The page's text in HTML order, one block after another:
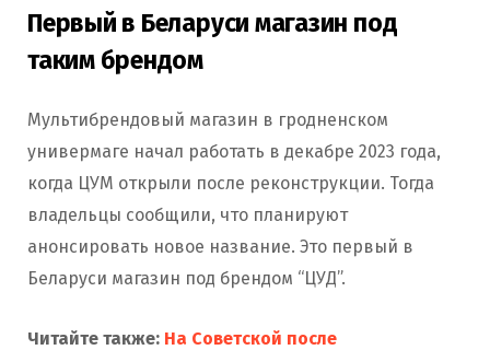
Первый в Беларуси магазин под
таким брендом
Мультибрендовый магазин в гродненском
универмаге начал работать в декабре 2023 года,
когда ЦУМ открыли после реконструкции. Тогда
владельцы сообщили, что планируют
анонсировать новое название. Это первый в
Беларуси магазин под брендом “ЦУД”.
Читайте также: На Советской после